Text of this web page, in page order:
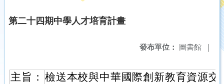
第二十四期中學人才培育計畫
發布單位： 圖書館 |
主旨： 檢送本校與中華國際創新教育資源